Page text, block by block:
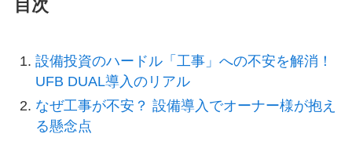
目次
設備投資のハードル「工事」への不安を解消！
UFB DUAL導入のリアル
なぜ工事が不安？ 設備導入でオーナー様が抱え
る懸念点